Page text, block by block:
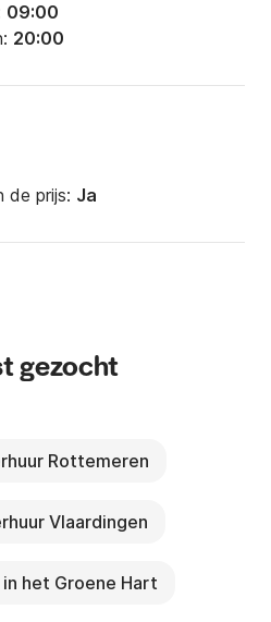
09:00
20:00
de prijs: Ja
gezocht
Rottemeren
Vlaardingen
het Groene Hart